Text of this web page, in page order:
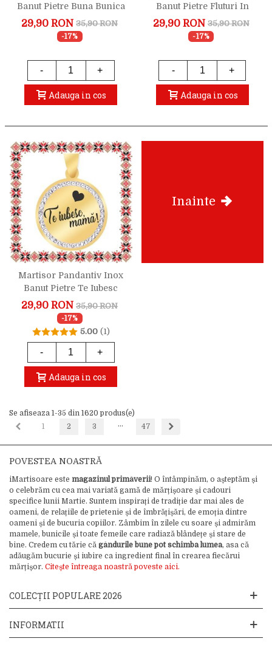
Banut Pietre Buna Bunica
Rose Gold
29,90 RON 35,90 RON
-17%
- +
Adauga in cos
Banut Pietre Fluturi In
Zbor Rose Gold
29,90 RON 35,90 RON
-17%
- +
Adauga in cos
Martisor Pandantiv Inox
Banut Pietre Te Iubesc
Mama Inima Auriu
29,90 RON 35,90 RON
-17%
5.00 (1)
- +
Adauga in cos
Inainte
Se afiseaza 1-35 din 1620 produs(e)
Inapoi1 2 3 … 47
POVESTEA NOASTRĂ
iMartisoare este magazinul primăverii! O întâmpinăm, o așteptăm și
o celebrăm cu cea mai variată gamă de mărțișoare și cadouri
specifice lunii Martie. Suntem inspirați de tradiție dar mai ales de
oameni, de relațiile de prietenie și de îmbrățișări, de emoția dintre
oameni și de bucuria copiilor. Zâmbim în zilele cu soare și admirăm
mamele, bunicile și toate femeile care radiază blândețe și stare de
bine. Credem cu tărie că gândurile bune pot schimba lumea, asa că
adăugăm bucurie și iubire ca ingredient final în crearea fiecărui
mărțișor. Citește întreaga noastră poveste aici.
COLECȚII POPULARE 2026
INFORMATII